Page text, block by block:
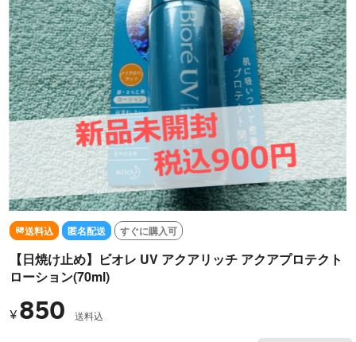
送料込 匿名配送 すぐに購入可
【日焼け止め】ビオレ UV アクアリッチ アクアプロテクト
ローション(70ml)
¥ 850 送料込